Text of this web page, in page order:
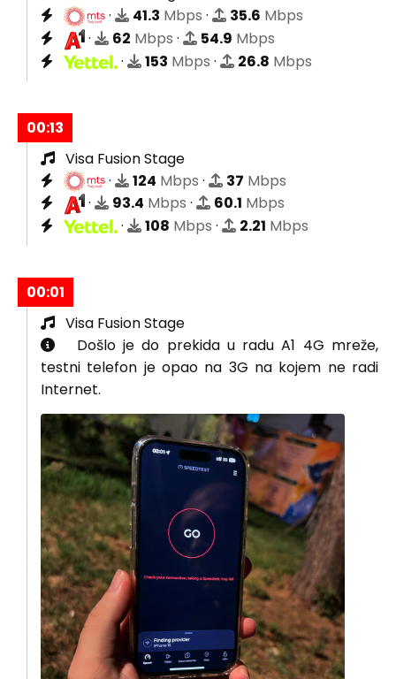
·
41.3 Mbps · 35.6 Mbps
·
62 Mbps · 54.9 Mbps
·
153 Mbps · 26.8 Mbps
00:13
Visa Fusion Stage
·
124 Mbps · 37 Mbps
·
93.4 Mbps · 60.1 Mbps
·
108 Mbps · 2.21 Mbps
00:01
Visa Fusion Stage
Došlo je do prekida u radu A1 4G mreže,
testni telefon je opao na 3G na kojem ne radi
Internet.